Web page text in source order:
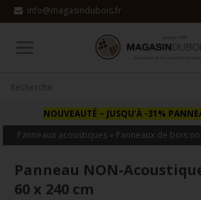
info@magasindubois.fr
NOUVEAUTÉ – JUSQU’À -31%
Panneaux acoustiques » Panneaux de bois
Panneau NON-
60 x 240 cm